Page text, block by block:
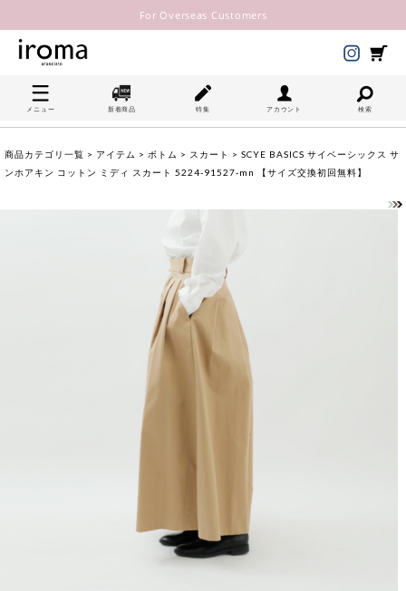
For Overseas Customers
メニュー 新着商品 特集 アカウント 検索
商品カテゴリ一覧 > アイテム > ボトム > スカート > SCYE BASICS サイベーシックス サ
ンホアキン コットン ミディ スカート 5224-91527-mn 【サイズ交換初回無料】